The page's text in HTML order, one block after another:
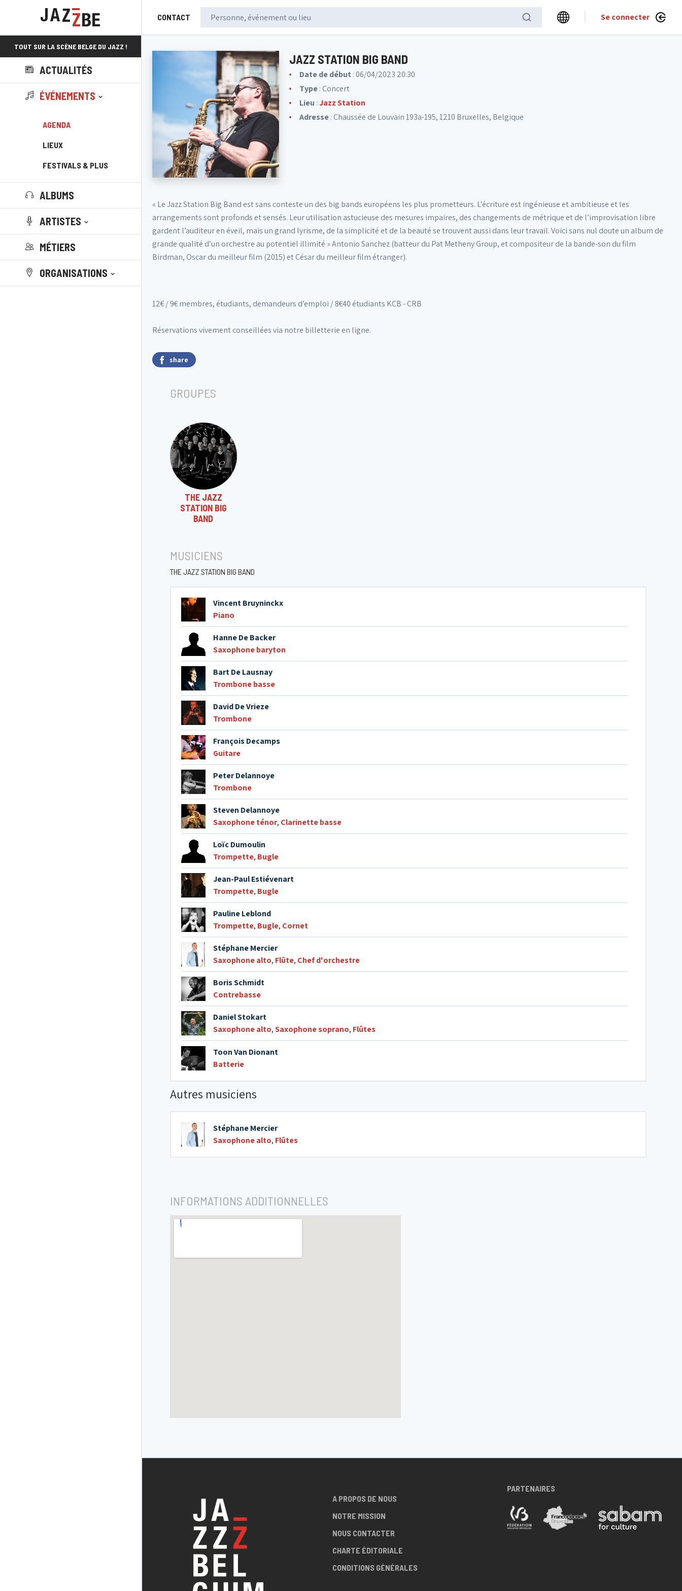
CONTACT Se connecter
TOUT SUR LA SCÈNE BELGE DU JAZZ !
ACTUALITÉS
ÉVÉNEMENTS
AGENDA
LIEUX
FESTIVALS & PLUS
ALBUMS
ARTISTES
MÉTIERS
ORGANISATIONS
JAZZ STATION BIG BAND
Date de début : 06/04/2023 20:30
Type: Concert
Lieu :Jazz Station
Adresse: Chaussée de Louvain 193a-195, 1210 Bruxelles, Belgique
« Le Jazz Station Big Band est sans conteste un des big bands européens les plus prometteurs. L’écriture est ingé­nieuse et ambitieuse et les
arrangements sont profonds et sensés. Leur utilisation astucieuse des mesures impaires, des changements de métrique et de l’improvisation libre
gardent l’auditeur en éveil, mais un grand lyrisme, de la simplicité et de la beauté se trouvent aussi dans leur tra­vail. Voici sans nul doute un album de
grande qualité d’un orchestre au potentiel illimité » Antonio Sanchez (batteur du Pat Metheny Group, et compositeur de la bande-son du film
Birdman, Oscar du meilleur film (2015) et César du meilleur film étranger).
12€ / 9€ membres, étudiants, demandeurs d’emploi / 8€40 étudiants KCB - CRB
Réservations vivement conseillées via notre billetterie en ligne.
share
GROUPES
THE JAZZ
STATION BIG
BAND
MUSICIENS
THE JAZZ STATION BIG BAND
Vincent Bruyninckx
Piano
Hanne De Backer
Saxophone baryton
Bart De Lausnay
Trombone basse
David De Vrieze
Trombone
François Decamps
Guitare
Peter Delannoye
Trombone
Steven Delannoye
Saxophone ténor, Clarinette basse
Loïc Dumoulin
Trompette, Bugle
Jean-Paul Estiévenart
Trompette, Bugle
Pauline Leblond
Trompette, Bugle, Cornet
Stéphane Mercier
Saxophone alto, Flûte, Chef d'orchestre
Boris Schmidt
Contrebasse
Daniel Stokart
Saxophone alto,Saxophone soprano, Flûtes
Toon Van Dionant
Batterie
Autres musiciens
Stéphane Mercier
Saxophone alto, Flûtes
INFORMATIONS ADDITIONNELLES
A PROPOS DE NOUS
NOTRE MISSION
NOUS CONTACTER
CHARTE ÉDITORIALE
CONDITIONS GÉNÉRALES
PARTENAIRES